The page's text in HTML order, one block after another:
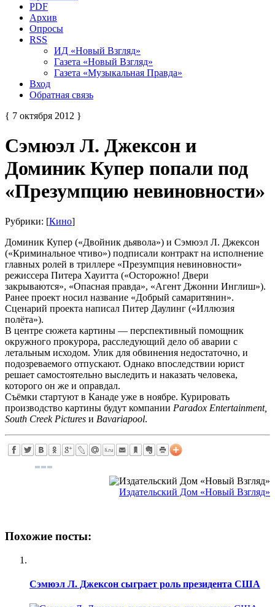
PDF
Архив
Опросы
RSS
ИД «Новый Взгляд»
Газета «Новый Взгляд»
Газета «Музыкальная Правда»
Вход
Обратная связь
{ 7 октября 2012 }
Сэмюэл Л. Джексон и
Доминик Купер попали под
«Презумпцию невиновности»
Рубрики: [Кино]
Доминик Купер («Двойник дьявола») и Сэмюэл Л. Джексон
(«Криминальное чтиво») подписали контракт на исполнение
главных ролей в триллере «Презумпция невиновности»
режиссера Питера Хауитта («Осторожно! Двери
закрываются», «Опасная правда», «Агент Джонни Инглиш»).
Ранее проект носил название «Добрый самаритянин».
Сценарий проекта написал Питер Даулинг («Иллюзия
полёта»).
В центре сюжета картины — перспективный помощник
окружного прокурора, расследующий дело об аварии с
летальным исходом. Улик для обвинения недостаточно, и
подозреваемого отпускают. Однако впоследствии юрист
решает самостоятельно выследить и наказать человека,
которого он же и оправдал.
Съёмки стартуют в Канаде уже в ноябре. Курировать
производство картины будут компании Paradox Entertainment,
South Creek Pictures и Bavariapool.
Издательский Дом «Новый Взгляд»
Похожие посты:
Сэмюэл Л. Джексон сыграет роль президента США